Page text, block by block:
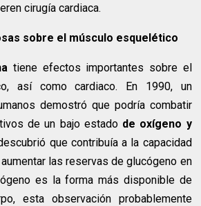
cirugía cardiaca.
sobre el músculo esquelético
tiene efectos importantes sobre el
así como cardiaco. En 1990, un
demostró que podría combatir
de un bajo estado de oxígeno y
que contribuía a la capacidad
las reservas de glucógeno en
es la forma más disponible de
esta observación probablemente